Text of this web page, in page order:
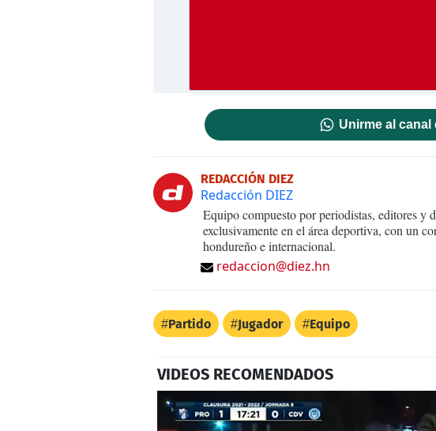
Unirme al
REDACCIÓN DIEZ
Redacción DIEZ
Equipo compuesto por periodistas, editores y
exclusivamente en el área deportiva, con un
hondureño e internacional.
redaccion@diez.hn
Partido Jugador Equipo
VIDEOS RECOMENDADOS